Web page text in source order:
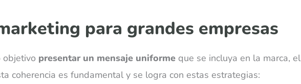
para grandes empresas
objetivo presentar un mensaje uniforme que se incluya en la marca, el
coherencia es fundamental y se logra con estas estrategias: